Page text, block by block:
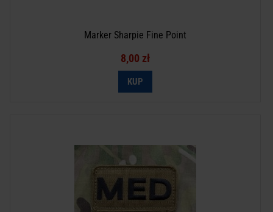
Marker Sharpie Fine Point
8,00 zł